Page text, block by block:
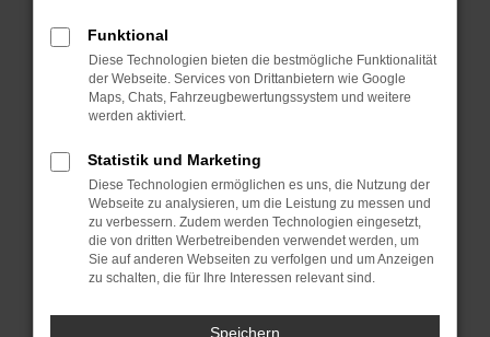
verhindern. Funktioniert die Seite in einem
anderen Browser oder in einem privaten
Fenster?
Starte dein Gerät neu.
Das kann manchmal helfen,
vorübergehende Probleme zu beheben.
Stelle sicher, dass dein Browser und dein
Betriebssystem auf dem neuesten Stand
sind.
Veraltete Software birgt nicht nur ein
Sicherheitsrisiko, sondern kann auch dazu
Funktional
Diese Technologien bieten die bestmögliche Funktionalität
der Webseite. Services von Drittanbietern wie Google
Maps, Chats, Fahrzeugbewertungssystem und weitere
werden aktiviert.
Statistik und Marketing
Diese Technologien ermöglichen es uns, die Nutzung der
Webseite zu analysieren, um die Leistung zu messen und
zu verbessern. Zudem werden Technologien eingesetzt,
die von dritten Werbetreibenden verwendet werden, um
Sie auf anderen Webseiten zu verfolgen und um Anzeigen
zu schalten, die für Ihre Interessen relevant sind.
Speichern